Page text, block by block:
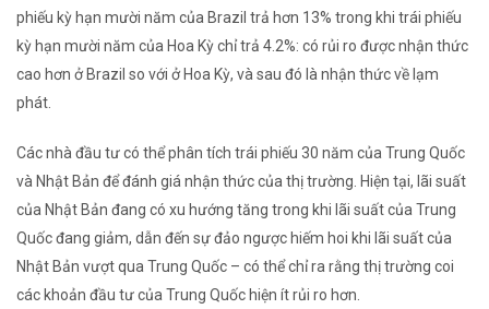
phiếu kỳ hạn mười năm của Brazil trả hơn 13% trong khi trái phiếu
kỳ hạn mười năm của Hoa Kỳ chỉ trả 4.2%: có rủi ro được nhận thức
cao hơn ở Brazil so với ở Hoa Kỳ, và sau đó là nhận thức về lạm
phát.
Các nhà đầu tư có thể phân tích trái phiếu 30 năm của Trung Quốc
và Nhật Bản để đánh giá nhận thức của thị trường. Hiện tại, lãi suất
của Nhật Bản đang có xu hướng tăng trong khi lãi suất của Trung
Quốc đang giảm, dẫn đến sự đảo ngược hiếm hoi khi lãi suất của
Nhật Bản vượt qua Trung Quốc – có thể chỉ ra rằng thị trường coi
các khoản đầu tư của Trung Quốc hiện ít rủi ro hơn.